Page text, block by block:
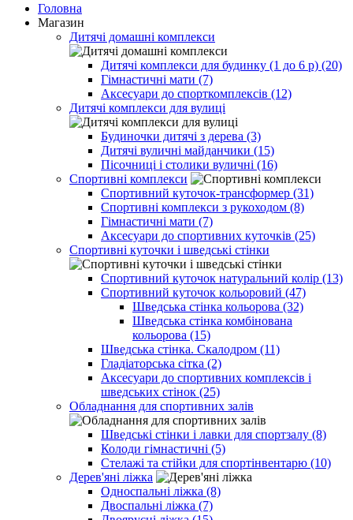
Головна
Магазин
Дитячі домашні комплекси
Дитячі комплекси для будинку (1 до 6 р) (20)
Гімнастичні мати (7)
Аксесуари до спорткомплексів (12)
Дитячі комплекси для вулиці
Будиночки дитячі з дерева (3)
Дитячі вуличні майданчики (15)
Пісочниці і столики вуличні (16)
Спортивні комплекси
Спортивний куточок-трансформер (31)
Спортивні комплекси з рукоходом (8)
Гімнастичні мати (7)
Аксесуари до спортивних куточків (25)
Спортивні куточки і шведські стінки
Спортивний куточок натуральний колір (13)
Спортивний куточок кольоровий (47)
Шведська стінка кольорова (32)
Шведська стінка комбінована
кольорова (15)
Шведська стінка. Скалодром (11)
Гладіаторська сітка (2)
Аксесуари до спортивних комплексів і
шведських стінок (25)
Обладнання для спортивних залів
Шведські стінки і лавки для спортзалу (8)
Колоди гімнастичні (5)
Стелажі та стійки для спортінвентарю (10)
Дерев'яні ліжка
Односпальні ліжка (8)
Двоспальні ліжка (7)